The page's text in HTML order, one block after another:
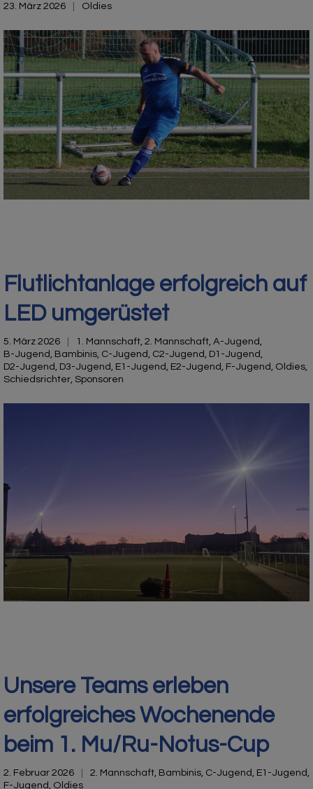
23. März 2026 Oldies
Flutlichtanlage erfolgreich auf
LED umgerüstet
5. März 2026 1. Mannschaft 2. Mannschaft A-Jugend
B-Jugend Bambinis C-Jugend C2-Jugend D1-Jugend
D2-Jugend D3-Jugend E1-Jugend E2-Jugend F-Jugend Oldies
Schiedsrichter Sponsoren
Unsere Teams erleben
erfolgreiches Wochenende
beim 1. Mu/Ru-Notus-Cup
2. Februar 2026 2. Mannschaft, Bambinis, C-Jugend , E1-Jugend ,
F-Jugend , Oldies